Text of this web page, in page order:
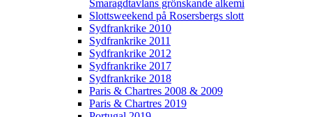
Smaragdtavlans grönskande alkemi
Slottsweekend på Rosersbergs slott
Sydfrankrike 2010
Sydfrankrike 2011
Sydfrankrike 2012
Sydfrankrike 2017
Sydfrankrike 2018
Paris & Chartres 2008 & 2009
Paris & Chartres 2019